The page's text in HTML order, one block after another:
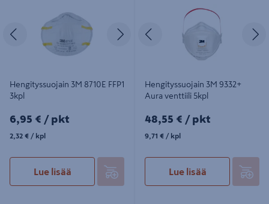
Edellinen Seuraava
Hengityssuojain 3M 8710E FFP1
3kpl
6,95€/pkt
6,95 € / pkt
2,32€/kpl
2,32 € / kpl
Lue lisää
Edellinen
Hengityssuojain 3M 9332+
Aura venttiili 5kpl
48,55€/pkt
48,55 € / pkt
9,71€/kpl
9,71 € / kpl
Lue lisää